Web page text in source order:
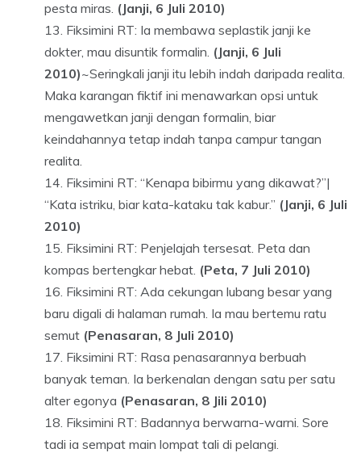
pesta miras. (Janji, 6 Juli 2010)
Fiksimini RT: Ia membawa seplastik janji ke
dokter, mau disuntik formalin. (Janji, 6 Juli
2010)~Seringkali janji itu lebih indah daripada realita.
Maka karangan fiktif ini menawarkan opsi untuk
mengawetkan janji dengan formalin, biar
keindahannya tetap indah tanpa campur tangan
realita.
Fiksimini RT: “Kenapa bibirmu yang dikawat?”|
“Kata istriku, biar kata-kataku tak kabur.” (Janji, 6 Juli
2010)
Fiksimini RT: Penjelajah tersesat. Peta dan
kompas bertengkar hebat. (Peta, 7 Juli 2010)
Fiksimini RT: Ada cekungan lubang besar yang
baru digali di halaman rumah. Ia mau bertemu ratu
semut (Penasaran, 8 Juli 2010)
Fiksimini RT: Rasa penasarannya berbuah
banyak teman. Ia berkenalan dengan satu per satu
alter egonya (Penasaran, 8 Jili 2010)
Fiksimini RT: Badannya berwarna-warni. Sore
tadi ia sempat main lompat tali di pelangi.